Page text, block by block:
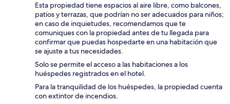
Esta propiedad tiene espacios al aire libre, como balcones,
patios y terrazas, que podrían no ser adecuados para niños;
en caso de inquietudes, recomendamos que te
comuniques con la propiedad antes de tu llegada para
confirmar que puedas hospedarte en una habitación que
se ajuste a tus necesidades.
Solo se permite el acceso a las habitaciones a los
huéspedes registrados en el hotel.
Para la tranquilidad de los huéspedes, la propiedad cuenta
con extintor de incendios.